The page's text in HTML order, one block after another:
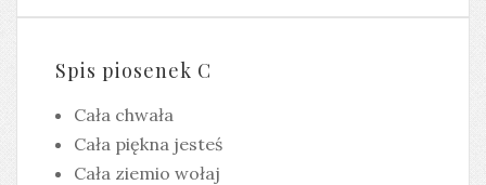
Spis piosenek C
Cała chwała
Cała piękna jesteś
Cała ziemio wołaj